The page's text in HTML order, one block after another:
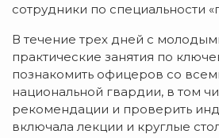
сотрудники по специальности
В течение трех дней с
практические занятия по
познакомить офицеров со
национальной гвардии, в том
рекомендации и проверить
включала лекции и круглые